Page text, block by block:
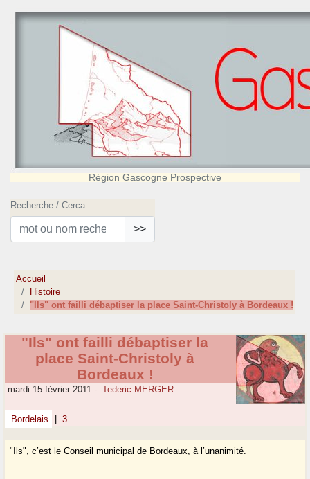
Région Gascogne Prospective
Recherche / Cerca :
>>
Accueil
Histoire
"Ils" ont failli débaptiser la place Saint-Christoly à Bordeaux !
"Ils" ont failli débaptiser la
place Saint-Christoly à
Bordeaux !
mardi 15 février 2011 - Tederic MERGER
Bordelais 3
"Ils", c’est le Conseil municipal de Bordeaux, à l’unanimité.